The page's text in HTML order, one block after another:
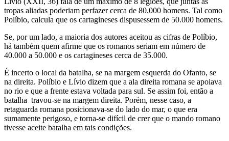
tropas aliadas poderiam perfazer cerca de 80.000 homens. Tal como
Políbio, calcula que os cartagineses dispusessem de 50.000 homens.
Se, por um lado, a maioria dos autores aceitou as cifras de Políbio,
há também quem afirme que os romanos seriam em número de
40.000 a 50.000 e os cartagineses cerca de 35.000.
É incerto o local da batalha, se na margem esquerda do Ofanto, se
na direita. Políbio e Lívio dizem que a ala direita romana se apoiava
no rio e que a frente estava voltada para sul. Se assim foi, então a
batalha travou-se na margem direita. Porém, nesse caso, a
retaguarda romana posicionava-se do lado do mar, o que era
sumamente perigoso, e torna-se difícil de crer que o mando romano
tivesse aceite batalha em tais condições.